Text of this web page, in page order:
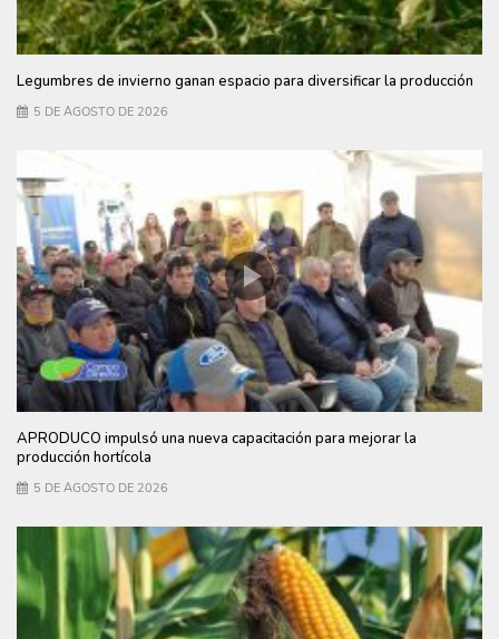
Legumbres de invierno ganan espacio para diversificar la producción
5 DE AGOSTO DE 2026
APRODUCO impulsó una nueva capacitación para mejorar la
producción hortícola
5 DE AGOSTO DE 2026